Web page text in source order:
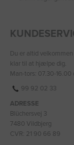
Du er altid
klar til at hjælpe dig.
Man-tors: 07.30-16.00
99 92 02 33
ADRESSE
Blüchersvej 3
7480 Vildbjerg
CVR: 21 90 66 89